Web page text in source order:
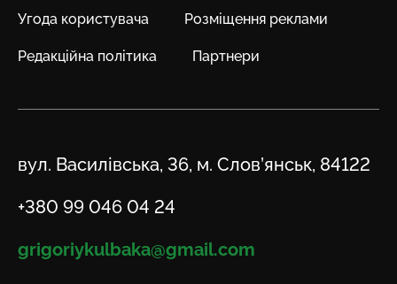
Угода користувача Розміщення реклами
Редакційна політика Партнери
Адреса
вул. Василівська, 36, м. Слов’янськ, 84122
Телефон
+380 99 046 04 24
Email
grigoriykulbaka@gmail.com